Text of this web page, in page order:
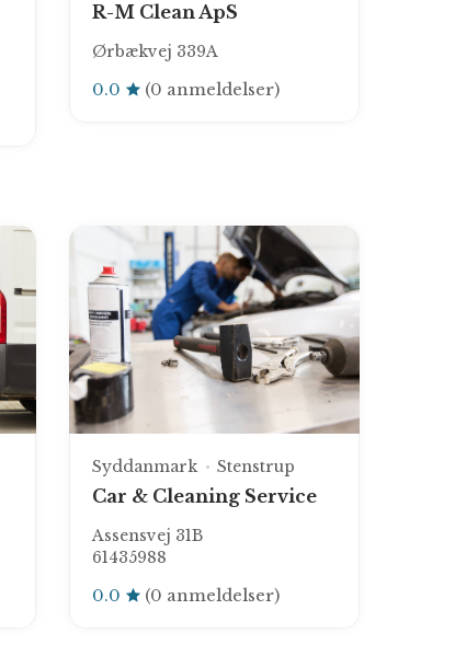
R-M Clean ApS
Ørbækvej 339A
0.0 (0 anmeldelser)
Syddanmark Stenstrup
Car & Cleaning Service
Assensvej 31B
61435988
0.0 (0 anmeldelser)